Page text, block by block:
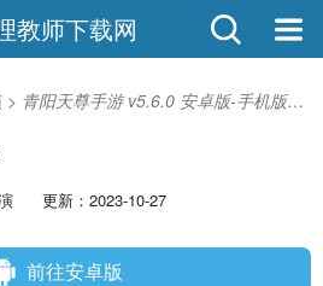
教师下载网
> 青阳天尊手游 v5.6.0 安卓版-手机版下载
更新：2023-10-27
前往安卓版